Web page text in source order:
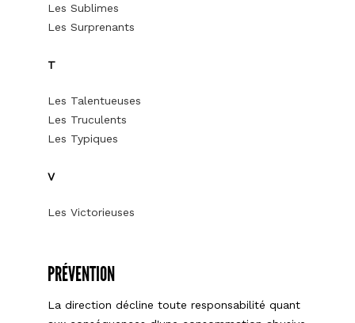
Les Sublimes
Les Surprenants
T
Les Talentueuses
Les Truculents
Les Typiques
V
Les Victorieuses
PRÉVENTION
La direction décline toute responsabilité quant